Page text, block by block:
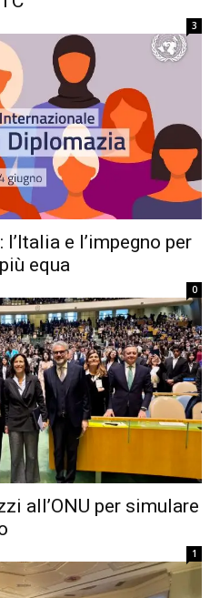
3
e l’impegno per
equa
0
all’ONU per simulare
1